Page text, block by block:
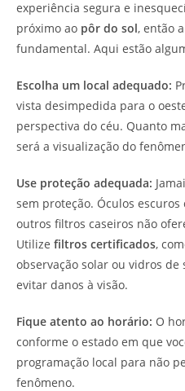
experiência segura e
próximo ao pôr do sol, então
fundamental. Aqui estão
Escolha um local adequado:
vista desimpedida para o
perspectiva do céu. Quanto
será a visualização do
Use proteção adequada:
sem proteção. Óculos
outros filtros caseiros não
Utilize filtros certificados,
observação solar ou vidros
evitar danos à visão.
Fique atento ao horário: O
conforme o estado em que
programação local para não
fenômeno.